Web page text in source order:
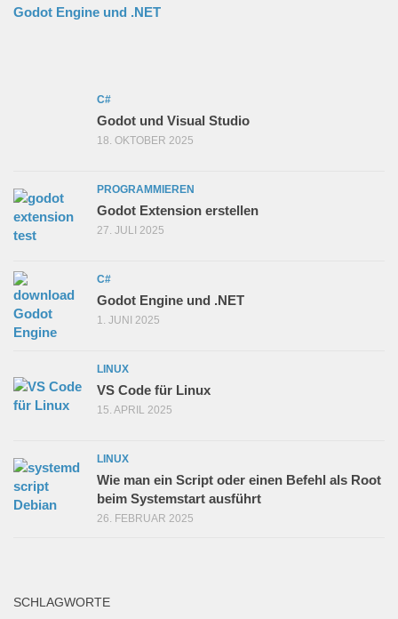
Godot Engine und .NET
C#
Godot und Visual Studio
18. OKTOBER 2025
PROGRAMMIEREN
Godot Extension erstellen
27. JULI 2025
C#
Godot Engine und .NET
1. JUNI 2025
LINUX
VS Code für Linux
15. APRIL 2025
LINUX
Wie man ein Script oder einen Befehl als Root
beim Systemstart ausführt
26. FEBRUAR 2025
SCHLAGWORTE